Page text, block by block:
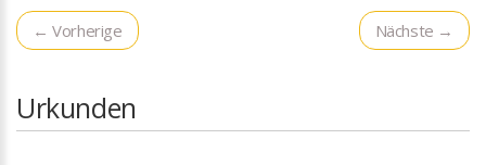
← Vorherige Nächste →
Urkunden